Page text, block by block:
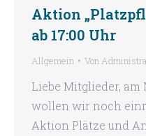
Aktion
ab 17:00 Uhr
Allgemein Von
Liebe Mitglieder, am
wollen wir noch
Aktion Plätze und